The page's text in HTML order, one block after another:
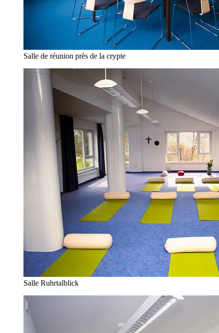
Salle de réunion près de la crypte
Salle Ruhrtalblick